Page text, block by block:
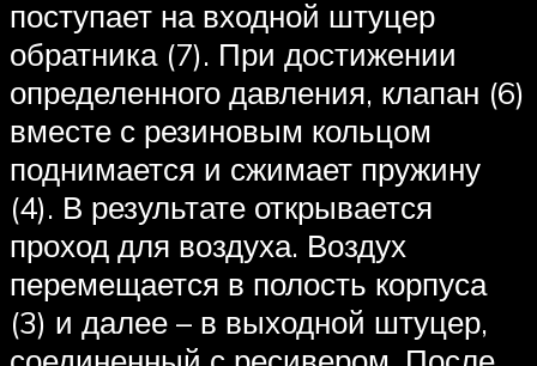
поступает на входной штуцер
обратника (7). При достижении
определенного давления, клапан (6)
вместе с резиновым кольцом
поднимается и сжимает пружину
(4). В результате открывается
проход для воздуха. Воздух
перемещается в полость корпуса
(3) и далее – в выходной штуцер,